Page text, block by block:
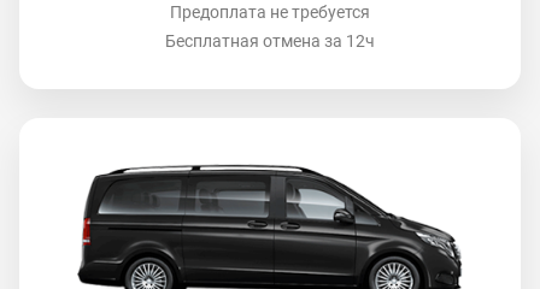
Предоплата не требуется
Бесплатная отмена за 12ч